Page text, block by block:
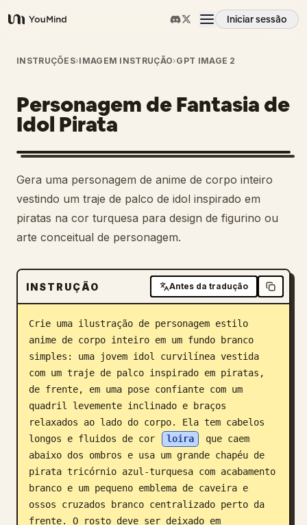
YouMind
Iniciar sessão
Visão geral
Casos de uso
Habilidades
Prompts
Preços
Transferir
Blogue
Atualizações
INSTRUÇÕES›IMAGEM INSTRUÇÃO›GPT IMAGE 2
Personagem de Fantasia de
Idol Pirata
Gera uma personagem de anime de corpo inteiro
vestindo um traje de palco de idol inspirado em
piratas na cor turquesa para design de figurino ou
arte conceitual de personagem.
INSTRUÇÃO Antes da tradução
Crie uma ilustração de personagem estilo
anime de corpo inteiro em um fundo branco
simples: uma jovem idol curvilínea vestida
com um traje de palco inspirado em piratas,
de frente, em uma pose confiante com um
quadril levemente inclinado e braços
relaxados ao lado do corpo. Ela tem cabelos
longos e fluidos de cor
loira
que caem
abaixo dos ombros e usa um grande chapéu de
pirata tricórnio azul-turquesa com acabamento
branco e um pequeno emblema de caveira e
ossos cruzados branco centralizado perto da
frente. O rosto deve ser deixado em